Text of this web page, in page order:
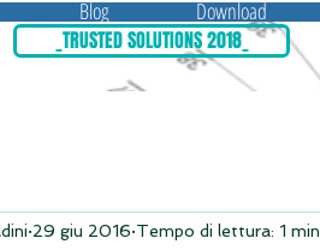
Blog Download
_TRUSTED SOLUTIONS 2018_
29 giu 2016 Tempo di lettura: 1 min